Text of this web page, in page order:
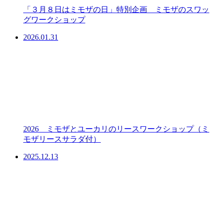
「３月８日はミモザの日」特別企画 ミモザのスワッ
グワークショップ
2026.01.31
2026 ミモザとユーカリのリースワークショップ（ミ
モザリースサラダ付）
2025.12.13